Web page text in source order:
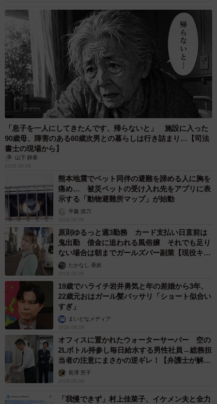
4/6
飼い主さんの肩の上で寝ちゃった猫さん（提供画像）
はちやさん「肩の上が好きで乗っかって紐で遊んでるうち
に寝てしまったところです。背中に飛びついて登ってきて
たのですが、大きくなって登れなくなってしまったみたい
で最近はあまり見れなくなりました」
「息子を一人にしてきたんです、帰らないと」 施設に入った
90歳母、障害のある60歳次男との暮らしは行き詰まり…【司法
書士の現場から】
山下 静香
2026.08.08
熊本地震でペット同伴の避難を諦める人に胸を
痛め… 被災ペットの受け入れ先をアプリに表
示する「動物避難所マップ」が始動
平藤 清刀
2026.08.08
原則ゆるっと週3勤務 カード支払い日直前は
鬼出勤 借金に追われる風俗嬢 それでも足り
ない場合は朝までガールズバー副業【現役キャ
ストに取材】
たかなし 亜妖
2026.08.08
19歳でハライチ岩井勇気と年の差婚から3年、
22歳元おはガール髪バッサリ「ショート似合い
すぎ」
まいどなメディア
2026.08.08
オフィスに置かれたウォーターサーバー 空の
2Lボトル持参し毎日給水する男性社員→総務担
当者の注意にまさかの逆ギレ！【弁護士が解
説】長澤 芳子
2026.08.08
「我慢できず」村上佳菜子、イケメン夫と全力